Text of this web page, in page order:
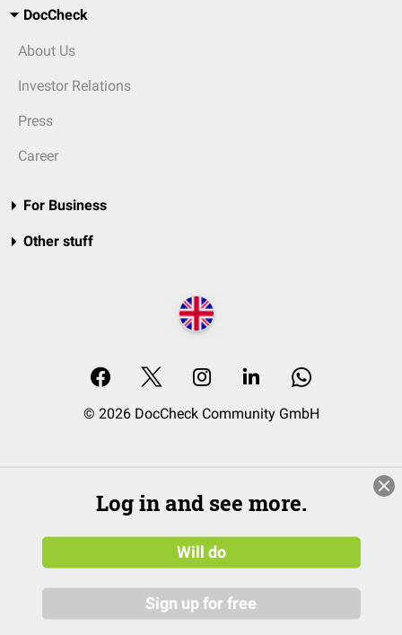
DocCheck
About Us
Investor Relations
Press
Career
For Business
Other stuff
© 2026 DocCheck Community GmbH
Log in and see more.
Will do
Sign up for free